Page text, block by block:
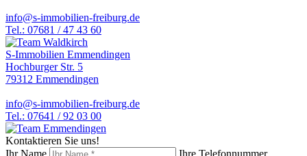
info@s-immobilien-freiburg.de
Tel.: 07681 / 47 43 60
S-Immobilien Emmendingen
Hochburger Str. 5
79312 Emmendingen
info@s-immobilien-freiburg.de
Tel.: 07641 / 92 03 00
Kontaktieren Sie uns!